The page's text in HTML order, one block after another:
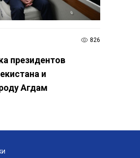
826
президентов
и
Агдам